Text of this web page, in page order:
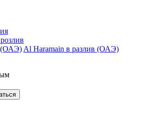
Al Haramain в разлив (ОАЭ)